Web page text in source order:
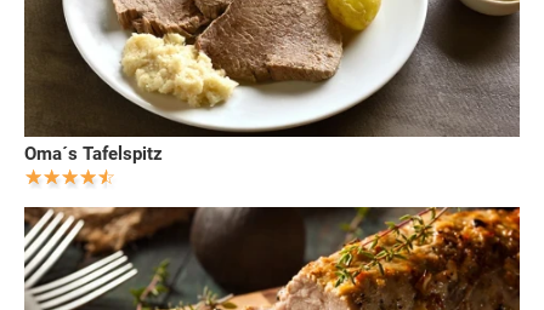
Oma´s Tafelspitz